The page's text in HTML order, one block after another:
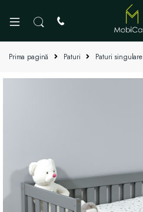
Prima pagină Paturi Paturi singulare